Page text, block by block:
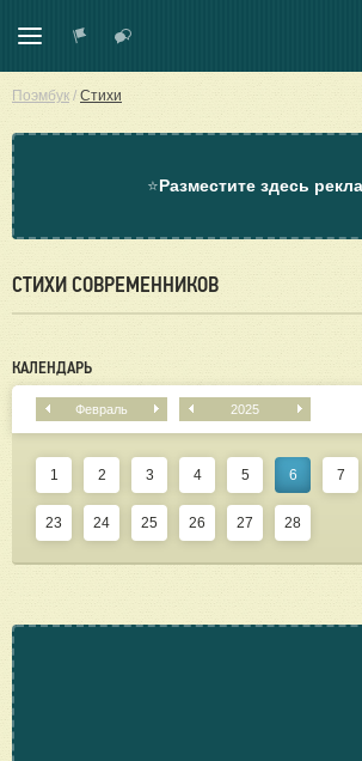
Поэмбук / Стихи
⭐Разместите здесь
СТИХИ СОВРЕМЕННИКОВ
КАЛЕНДАРЬ
Февраль 2025
1 2 3 4 5 6 7
23 24 25 26 27 28